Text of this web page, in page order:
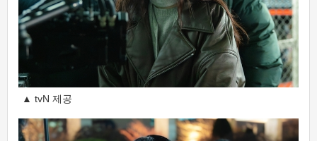
▲ tvN 제공